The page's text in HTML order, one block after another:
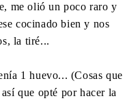
me olió un poco raro y
cocinado bien y nos
la tiré...
1 huevo... (Cosas que
que opté por hacer la